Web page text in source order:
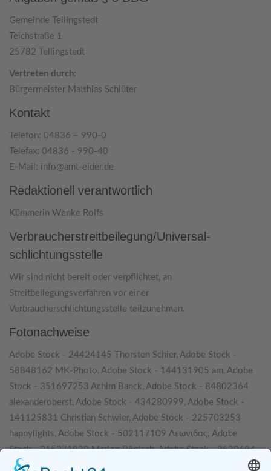
Gemeinde Tellingstedt
Teichstraße 1
25782 Tellingstedt
Vertreten durch:
Bürgermeister Matthias Schlüter
Kontakt
Telefon: 04836 – 990-0
Telefax: 04836 - 990-40
E-Mail: info@amt-eider.de
Redaktionell verantwortlich
Kümmerin Wenke Rolfs
Verbraucher­streit­beilegung/Universal­
schlichtungs­stelle
Wir sind nicht bereit oder verpflichtet, an
Streitbeilegungsverfahren vor einer
Verbraucherschlichtungsstelle teilzunehmen.
Fotonachweise
Adobe Stock - 24424145 Thorsten Schier, Adobe Stock -
58848162 MK-Photo, Adobe Stock - 144131905 am, Adobe
Stock - 351697253 Achim Banck, Adobe Stock - 84802364
alexanderoberst, Adobe Stock - 434280999, Adobe Stock -
141125831 Christian Schwier, Adobe Stock - 225703253
happylights, Adobe Stock - 502117109 Λεωνιδας, Adobe
Stock - 215371830 Marlon Bönisch, Adobe Stock - 9530684
fredredhat, Adobe Stock - 9784158 Bruno Bleu, Adobe Stock -